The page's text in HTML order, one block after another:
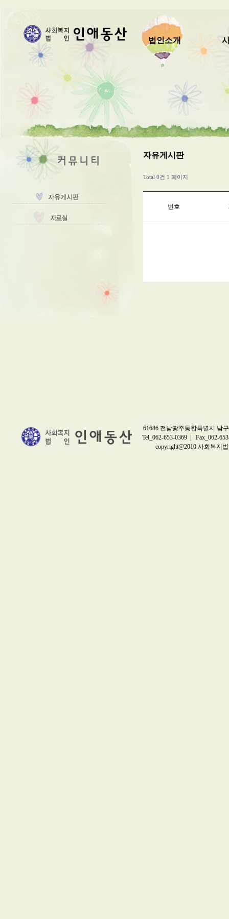
법인소개
자유게시판
Total 0건 1 페이지
번호
61686 전남광주통합특별시 남
Tel_062-653-0369 | Fax_062-
copyright@2010 사회복지